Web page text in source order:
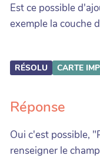
Est ce possible
exemple la couche
RÉSOLU CARTE
Réponse
Oui c'est possible,
renseigner le